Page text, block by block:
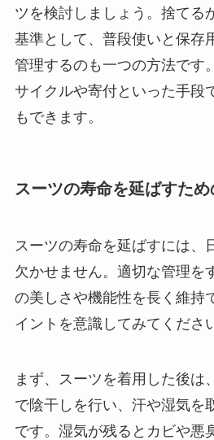
ツを検討しましょう。捨てる
基準として、普段使いと保存
管理するのも一つの方法です
サイクルや寄付といった手段
もできます。
スーツの寿命を延ばすた
スーツの寿命を延ばすには、
欠かせません。適切な管理を
の美しさや機能性を長く維持
イントを意識してみてくださ
まず、スーツを着用した後は
で陰干しを行い、汗や湿気を
です。湿気が残るとカビや悪